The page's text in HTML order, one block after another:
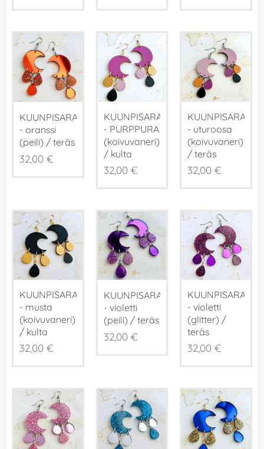
KUUNPISARAT
- oranssi
(peili) / teräs
32,00 €
KUUNPISARAT
- PURPPURA
(koivuvaneri)
/ kulta
32,00 €
KUUNPISARAT
- uturoosa
(koivuvaneri)
/ teräs
32,00 €
KUUNPISARAT
- musta
(koivuvaneri)
/ kulta
32,00 €
KUUNPISARAT
- violetti
(peili) / teräs
32,00 €
KUUNPISARAT
- violetti
(glitter) /
teräs
32,00 €